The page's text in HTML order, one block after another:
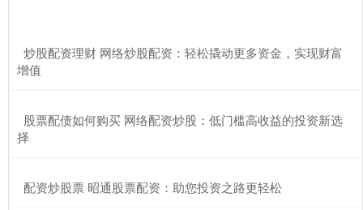
​炒股配资理财 网络炒股配资：轻松撬动更多资金，实现财富
增值
​股票配债如何购买 网络配资炒股：低门槛高收益的投资新选
择
​配资炒股票 昭通股票配资：助您投资之路更轻松